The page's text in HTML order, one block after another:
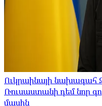
Ուկրաինայի նախագահ
Ռուսաստանի դեմ նոր
մասին